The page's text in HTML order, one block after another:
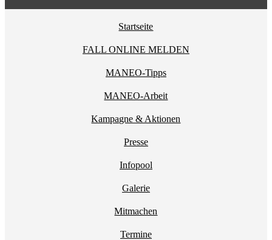
Startseite
FALL ONLINE MELDEN
MANEO-Tipps
MANEO-Arbeit
Kampagne & Aktionen
Presse
Infopool
Galerie
Mitmachen
Termine